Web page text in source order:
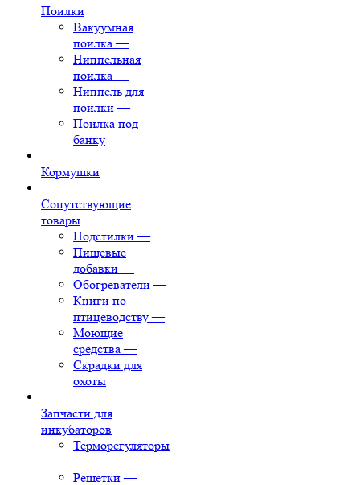
Поилки
Вакуумная
поилка —
Ниппельная
поилка —
Ниппель для
поилки —
Поилка под
банку
Кормушки
Сопутствующие
товары
Подстилки —
Пищевые
добавки —
Обогреватели —
Книги по
птицеводству —
Моющие
средства —
Скрадки для
охоты
Запчасти для
инкубаторов
Терморегуляторы
—
Решетки —